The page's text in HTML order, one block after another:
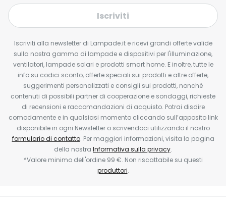
Iscriviti
Iscriviti alla newsletter di Lampade.it e ricevi grandi offerte valide
sulla nostra gamma di lampade e dispositivi per l'illuminazione,
ventilatori, lampade solari e prodotti smart home. E inoltre, tutte le
info su codici sconto, offerte speciali sui prodotti e altre offerte,
suggerimenti personalizzati e consigli sui prodotti, nonché
contenuti di possibili partner di cooperazione e sondaggi, richieste
di recensioni e raccomandazioni di acquisto. Potrai disdire
comodamente e in qualsiasi momento cliccando sull’apposito link
disponibile in ogni Newsletter o scrivendoci utilizzando il nostro
formulario di contatto. Per maggiori informazioni, visita la pagina
della nostra Informativa sulla privacy.
*Valore minimo dell'ordine 99 €. Non riscattabile su questi
produttori.